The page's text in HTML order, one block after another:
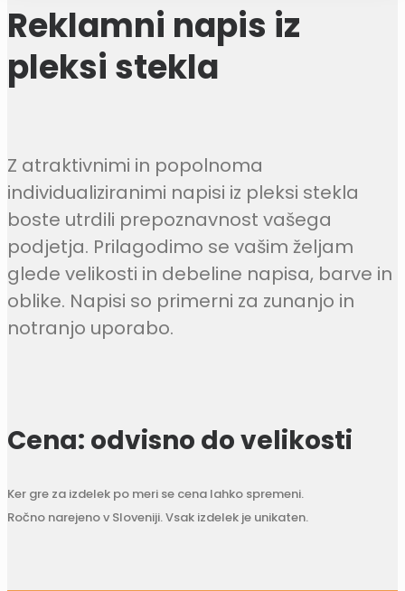
Reklamni napis iz
pleksi stekla
Z atraktivnimi in popolnoma
individualiziranimi napisi iz pleksi stekla
boste utrdili prepoznavnost vašega
podjetja. Prilagodimo se vašim željam
glede velikosti in debeline napisa, barve in
oblike. Napisi so primerni za zunanjo in
notranjo uporabo.
Cena: odvisno do velikosti
Ker gre za izdelek po meri se cena lahko spremeni.
Ročno narejeno v Sloveniji. Vsak izdelek je unikaten.